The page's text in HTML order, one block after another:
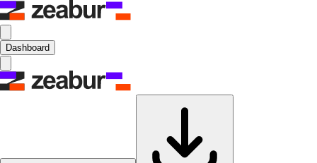
Dashboard